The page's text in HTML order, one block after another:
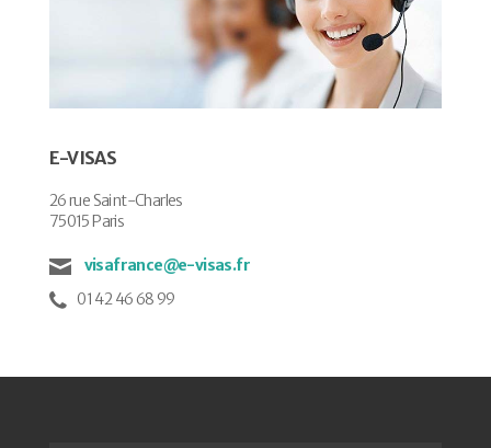
E-VISAS
26 rue Saint-Charles
75015 Paris
visafrance@e-visas.fr
01 42 46 68 99